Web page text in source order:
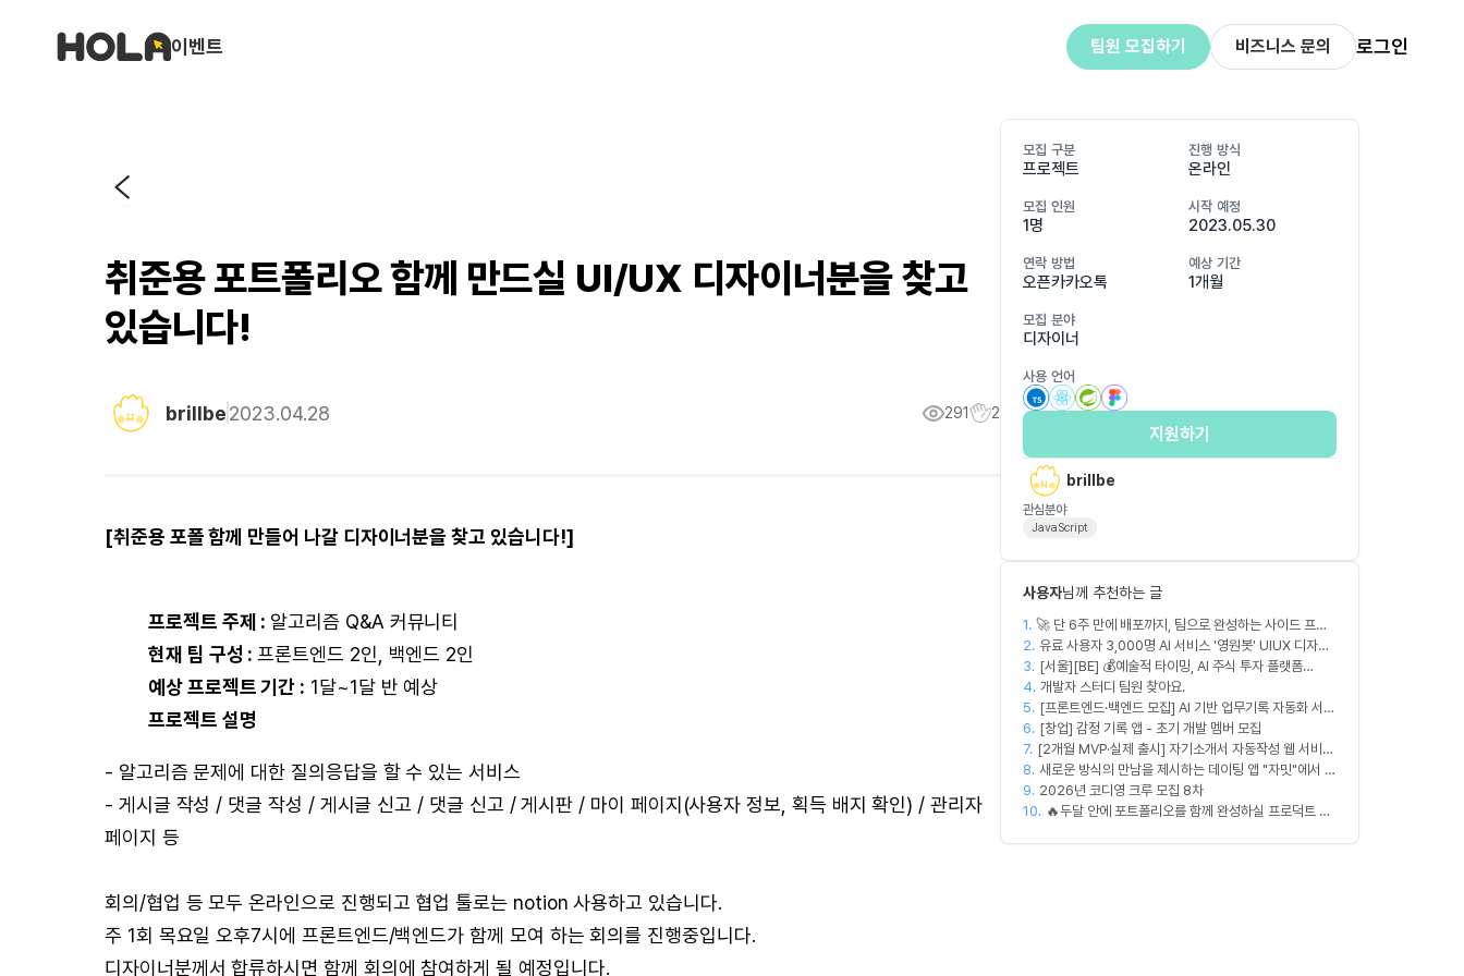
이벤트 팀원 모집하기 비즈니스 문의 로그인
취준용 포트폴리오 함께 만드실 UI/UX 디자이너분을 찾고
있습니다!
brillbe2023.04.28 291 2
[취준용 포폴 함께 만들어 나갈 디자이너분을 찾고 있습니다!]
프로젝트 주제 : 알고리즘 Q&A 커뮤니티
현재 팀 구성 :프론트엔드 2인, 백엔드 2인
예상 프로젝트 기간 : 1달~1달 반 예상
프로젝트 설명
- 알고리즘 문제에 대한 질의응답을 할 수 있는 서비스
- 게시글 작성 / 댓글 작성 / 게시글 신고 / 댓글 신고 / 게시판 / 마이 페이지(사용자 정보, 획득 배지 확인) / 관리자
페이지 등
회의/협업 등 모두 온라인으로 진행되고 협업 툴로는 notion 사용하고 있습니다.
주 1회 목요일 오후7시에 프론트엔드/백엔드가 함께 모여 하는 회의를 진행중입니다.
디자이너분께서 합류하시면 함께 회의에 참여하게 될 예정입니다.
모집 구분
프로젝트
진행 방식
온라인
모집 인원
1명
시작 예정
2023.05.30
연락 방법
오픈카카오톡
예상 기간
1개월
모집 분야
디자이너
사용 언어
지원하기
brillbe
관심분야
JavaScript
사용자님께 추천하는 글
1. 🚀 단 6주 만에 배포까지, 팀으로 완성하는 사이드 프로
젝트 [스위프 웹 15기] 🚀
2. 유료 사용자 3,000명 AI 서비스 '영원봇' UIUX 디자인
팀원 모집
3. [서울][BE] 💰예술적 타이밍, AI 주식 투자 플랫폼
(Spring)
4. 개발자 스터디 팀원 찾아요.
5. [프론트엔드·백엔드 모집] AI 기반 업무기록 자동화 서비
스 MVP 개발
6. [창업] 감정 기록 앱 - 초기 개발 멤버 모집
7. [2개월 MVP·실제 출시] 자기소개서 자동작성 웹 서비스
디자이너·프론트엔드·백엔드·AI 엔지니어 모집
8. 새로운 방식의 만남을 제시하는 데이팅 앱 "자밋"에서 개
발자를 모십니다.
9. 2026년 코디영 크루 모집 8차
10. 🔥두달 안에 포트폴리오를 함께 완성하실 프로덕트 디